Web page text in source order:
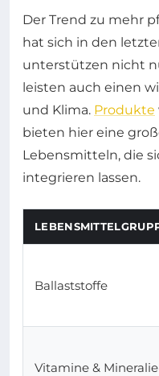
Der Trend zu mehr
hat sich in den
unterstützen nicht
leisten auch einen
und Klima. Produkte
bieten hier eine
Lebensmitteln, die
integrieren lassen.
Ballaststoffe
Vitamine &